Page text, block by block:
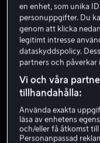
Pokémon
7.2 2021 7 år
en enhet, som unika
personuppgifter. Du
genom att klicka
legitimt intresse
dataskyddspolicy.
partners och påverkar
Vi och våra
tillhandahålla:
Använda exakta
läsa av enhetens
och/eller få åtkomst
Personanpassad